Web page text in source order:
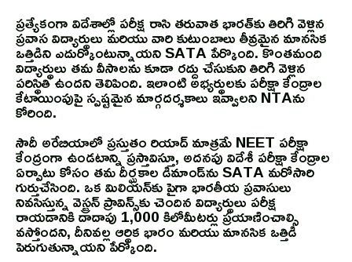
ప్రత్యేకంగా విదేశాల్లో పరీక్ష రాసి తరువాత భారత్‌కు తిరిగి వెళ్లిన
ప్రవాస విద్యార్థులు మరియు వారి కుటుంబాలు తీవ్రమైన మానసిక
ఒత్తిడిని ఎదుర్కొంటున్నాయని SATA పేర్కొంది. కొంతమంది
విద్యార్థులు తమ వీసాలను కూడా రద్దు చేసుకుని తిరిగి వెళ్లిన
పరిస్థితి ఉందని తెలిపింది. ఇలాంటి అభ్యర్థులకు పరీక్షా కేంద్రాల
కేటాయింపుపై స్పష్టమైన మార్గదర్శకాలు ఇవ్వాలని NTAను
కోరింది.
సౌదీ అరేబియాలో ప్రస్తుతం రియాద్ మాత్రమే NEET పరీక్షా
కేంద్రంగా ఉండటాన్ని ప్రస్తావిస్తూ, అదనపు విదేశీ పరీక్షా కేంద్రాల
ఏర్పాటు కోసం తమ దీర్ఘకాల డిమాండ్‌ను SATA మరోసారి
గుర్తుచేసింది. ఒక మిలియన్‌కు పైగా భారతీయ ప్రవాసులు
నివసిస్తున్న వెస్ట్రన్ ప్రావిన్స్‌కు చెందిన విద్యార్థులు పరీక్ష
రాయడానికి దాదాపు 1,000 కిలోమీటర్లు ప్రయాణించాల్సి
వస్తోందని, దీనివల్ల ఆర్థిక భారం మరియు మానసిక ఒత్తిడి
పెరుగుతున్నాయని పేర్కొంది.